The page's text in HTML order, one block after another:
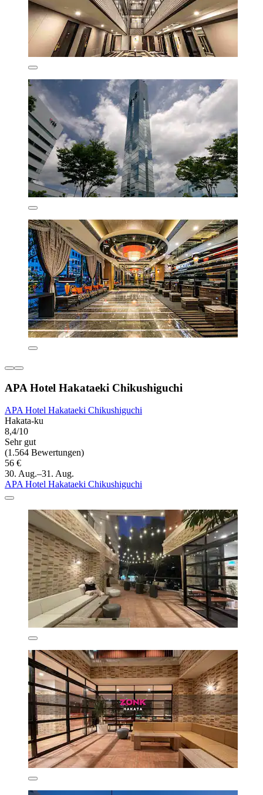
APA Hotel Hakataeki Chikushiguchi
APA Hotel Hakataeki Chikushiguchi
Hakata-ku
8,4/10
Sehr gut
(1.564 Bewertungen)
56 €
30. Aug.–31. Aug.
APA Hotel Hakataeki Chikushiguchi